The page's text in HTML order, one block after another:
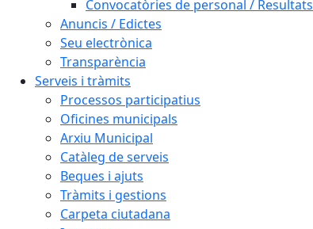
Convocatòries de personal / Resultats
Anuncis / Edictes
Seu electrònica
Transparència
Serveis i tràmits
Processos participatius
Oficines municipals
Arxiu Municipal
Catàleg de serveis
Beques i ajuts
Tràmits i gestions
Carpeta ciutadana